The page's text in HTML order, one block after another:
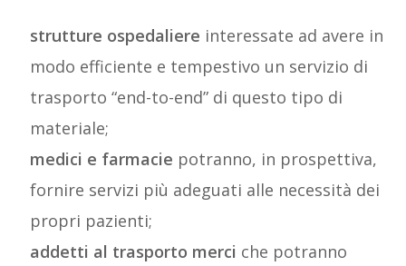
strutture ospedaliere interessate ad avere in
modo efficiente e tempestivo un servizio di
trasporto “end-to-end” di questo tipo di
materiale;
medici e farmacie potranno, in prospettiva,
fornire servizi più adeguati alle necessità dei
propri pazienti;
addetti al trasporto merci che potranno